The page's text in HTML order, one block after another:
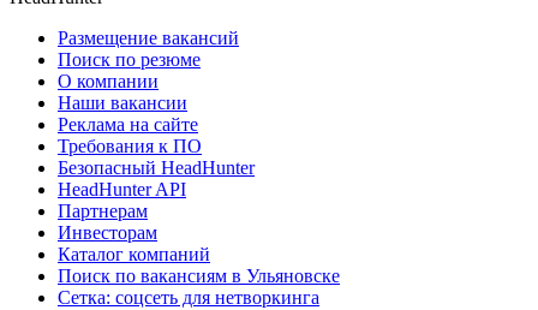
Размещение вакансий
Поиск по резюме
О компании
Наши вакансии
Реклама на сайте
Требования к ПО
Безопасный HeadHunter
HeadHunter API
Партнерам
Инвесторам
Каталог компаний
Поиск по вакансиям в Ульяновске
Сетка: соцсеть для нетворкинга